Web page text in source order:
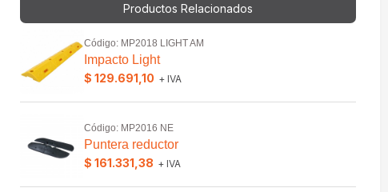
Productos Relacionados
Código: MP2018 LIGHT AM
Impacto Light
$ 129.691,10 + IVA
Código: MP2016 NE
Puntera reductor
$ 161.331,38 + IVA